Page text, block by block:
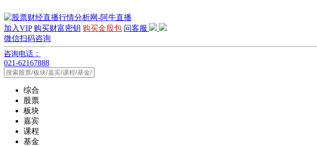
加入VIP 购买财富密钥 购买金股包 问客服
微信扫码咨询
咨询电话：
021-62167888
综合
股票
板块
嘉宾
课程
基金